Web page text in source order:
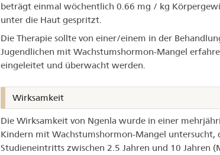
beträgt einmal wöchentlich 0.66 mg / kg
unter die Haut gespritzt.
Die Therapie sollte von einer/einem in der
Jugendlichen mit Wachstumshormon-Mangel
eingeleitet und überwacht werden.
Wirksamkeit
Die Wirksamkeit von Ngenla wurde in einer
Kindern mit Wachstumshormon-Mangel untersucht,
Studieneintritts zwischen 2.5 Jahren und 10 Jahren